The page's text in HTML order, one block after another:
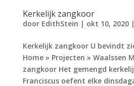
Kerkelijk zangkoor
door EdithStein | okt 10, 2020|
Kerkelijk zangkoor U bevindt
Home » Projecten » Waalssen
zangkoor Het gemengd
Franciscus oefent elke